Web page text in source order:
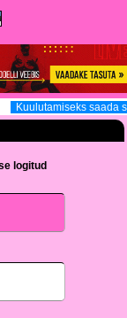
Kuulutamiseks saada
logitud